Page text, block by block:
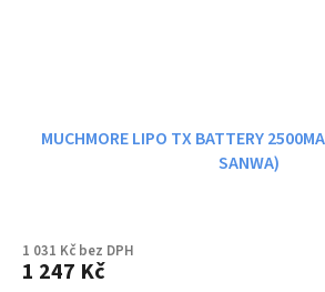
MUCHMORE LIPO TX BATTERY
SANWA)
1 031 Kč bez DPH
1 247 Kč